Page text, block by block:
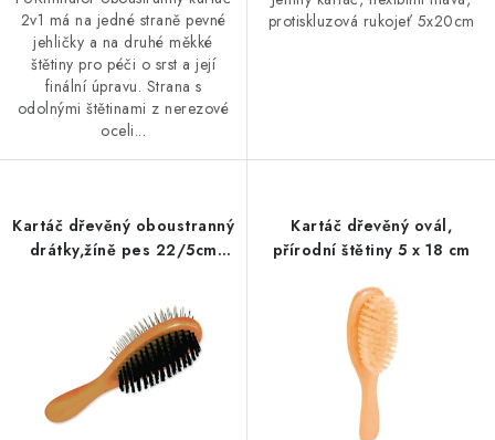
2v1 má na jedné straně pevné
jehličky a na druhé měkké
štětiny pro péči o srst a její
finální úpravu. Strana s
odolnými štětinami z nerezové
oceli...
protiskluzová rukojeť 5x20cm
Kartáč dřevěný oboustranný
drátky,žíně pes 22/5cm
Kartáč dřevěný ovál,
přírodní štětiny 5 x 18 cm